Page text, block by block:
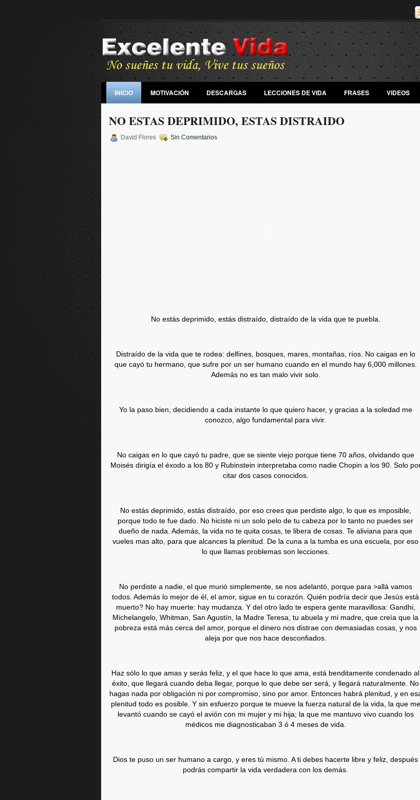
INICIO MOTIVACIÓN DESCARGAS LECCIONES DE VIDA FRASES VIDEOS
NO ESTAS DEPRIMIDO, ESTAS DISTRAIDO
David Flores Sin Comentarios
No estás deprimido, estás distraído, distraído de la vida que te puebla.
Distraído de la vida que te rodea: delfines, bosques, mares, montañas, ríos. No caigas en lo
que cayó tu hermano, que sufre por un ser humano cuando en el mundo hay 6,000 millones.
Además no es tan malo vivir solo.
Yo la paso bien, decidiendo a cada instante lo que quiero hacer, y gracias a la soledad me
conozco, algo fundamental para vivir.
No caigas en lo que cayó tu padre, que se siente viejo porque tiene 70 años, olvidando que
Moisés dirigía el éxodo a los 80 y Rubinstein interpretaba como nadie Chopin a los 90. Solo
citar dos casos conocidos.
No estás deprimido, estás distraído, por eso crees que perdiste algo, lo que es imposible,
porque todo te fue dado. No hiciste ni un solo pelo de tu cabeza por lo tanto no puedes ser
dueño de nada. Además, la vida no te quita cosas, te libera de cosas. Te aliviana para que
vueles mas alto, para que alcances la plenitud. De la cuna a la tumba es una escuela, por eso
lo que llamas problemas son lecciones.
No perdiste a nadie, el que murió simplemente, se nos adelantó, porque para >allá vamos
todos. Además lo mejor de él, el amor, sigue en tu corazón. Quién podría decir que Jesús está
muerto? No hay muerte: hay mudanza. Y del otro lado te espera gente maravillosa: Gandhi,
Michelangelo, Whitman, San Agustín, la Madre Teresa, tu abuela y mi madre, que creía que la
pobreza está más cerca del amor, porque el dinero nos distrae con demasiadas cosas, y nos
aleja por que nos hace desconfiados.
Haz sólo lo que amas y serás feliz, y el que hace lo que ama, está benditamente condenado al
éxito, que llegará cuando deba llegar, porque lo que debe ser será, y llegará naturalmente. No
hagas nada por obligación ni por compromiso, sino por amor. Entonces habrá plenitud, y en
plenitud todo es posible. Y sin esfuerzo porque te mueve la fuerza natural de la vida, la que me
levantó cuando se cayó el avión con mi mujer y mi hija; la que me mantuvo vivo cuando los
médicos me diagnosticaban 3 ó 4 meses de vida.
Dios te puso un ser humano a cargo, y eres tú mismo. A ti debes hacerte libre y feliz, después
podrás compartir la vida verdadera con los demás.